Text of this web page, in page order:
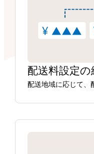
配送料設定の
配送地域に応じて、